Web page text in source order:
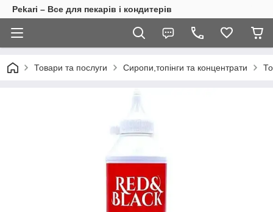
Pekari – Все для пекарів і кондитерів
Товари та послуги Сиропи,топінги та концентрати